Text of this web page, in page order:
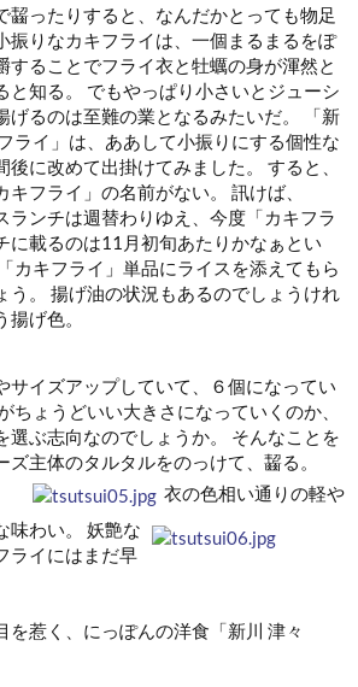
齧ったりすると、なんだかとっても物足
振りなカキフライは、一個まるまるをぽ
することでフライ衣と牡蠣の身が渾然と
と知る。 でもやっぱり小さいとジューシ
げるのは至難の業となるみたいだ。 「新
ライ」は、ああして小振りにする個性な
に改めて出掛けてみました。 すると、
フライ」の名前がない。 訊けば、
ランチは週替わりゆえ、今度「カキフラ
に載るのは11月初旬あたりかなぁとい
カキフライ」単品にライスを添えてもら
う。 揚げ油の状況もあるのでしょうけれ
げ色。
サイズアップしていて、６個になってい
ちょうどいい大きさになっていくのか、
選ぶ志向なのでしょうか。 そんなことを
主体のタルタルをのっけて、齧る。
衣の色相い通りの軽や
味わい。 妖艶な
ライにはまだ早
を惹く、にっぽんの洋食「新川 津々